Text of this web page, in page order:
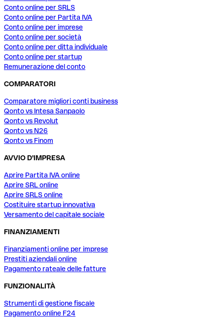
Conto online per SRLS
Conto online per Partita IVA
Conto online per imprese
Conto online per società
Conto online per ditta individuale
Conto online per startup
Remunerazione del conto
COMPARATORI
Comparatore migliori conti business
Qonto vs Intesa Sanpaolo
Qonto vs Revolut
Qonto vs N26
Qonto vs Finom
AVVIO D'IMPRESA
Aprire Partita IVA online
Aprire SRL online
Aprire SRLS online
Costituire startup innovativa
Versamento del capitale sociale
FINANZIAMENTI
Finanziamenti online per imprese
Prestiti aziendali online
Pagamento rateale delle fatture
FUNZIONALITÀ
Strumenti di gestione fiscale
Pagamento online F24